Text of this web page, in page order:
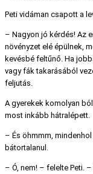
Peti vidáman csapott a
– Nagyon jó kérdés! Az
növényzet elé épülnek,
kevésbé feltűnő. Ha
vagy fák takarásából
feljutás.
A gyerekek komolyan
most inkább hátralépett.
– És öhmmm,
bátortalanul.
– Ó, nem! – felelte Peti.